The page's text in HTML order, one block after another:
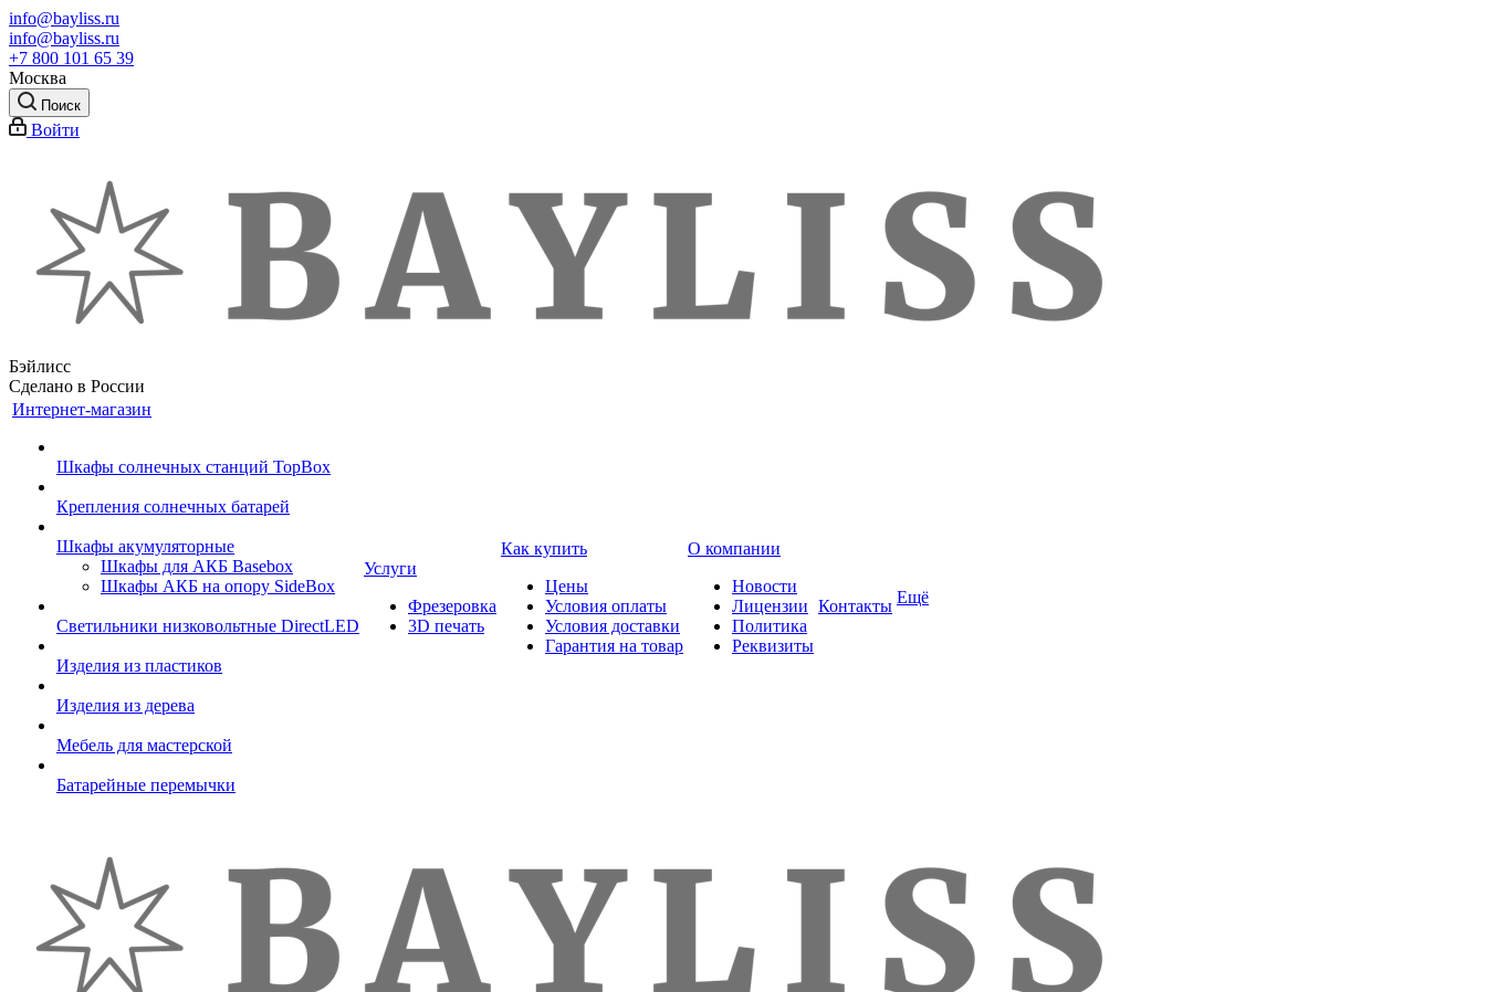
info@bayliss.ru
info@bayliss.ru
+7 800 101 65 39
Москва
Поиск
Войти
Бэйлисс
Сделано в России
Интернет-магазин
Шкафы солнечных станций TopBox
Крепления солнечных батарей
Шкафы акумуляторные
Шкафы для АКБ Basebox
Шкафы АКБ на опору SideBox
Светильники низковольтные DirectLED
Изделия из пластиков
Изделия из дерева
Мебель для мастерской
Батарейные перемычки
Услуги
Фрезеровка
3D печать
Как купить
Цены
Условия оплаты
Условия доставки
Гарантия на товар
О компании
Новости
Лицензии
Политика
Реквизиты
Контакты Ещё